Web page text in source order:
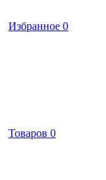
Избранное 0
Товаров 0